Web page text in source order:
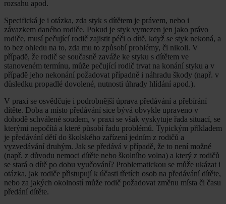
rozsahu apod.
Specifická je i otázka, zda styk s dítětem je právem, nebo i
závazkem daného rodiče. Pokud je styk vymezen jen jako právo
rodiče, musí pečující rodič zajistit péči o dítě, když se styk nekoná, a
to bez ohledu na to, zda mu to způsobí problémy, či nikoli. V
případě, že rodič se současně zaváže ke styku s dítětem ve
stanoveném termínu, může pečující rodič trvat na konání styku a v
případě jeho nekonání požadovat případně i náhradu škody (např. v
důsledku propadlé dovolené, nutnosti úhrady hlídání apod.).
V praxi se osvědčuje i podrobnější úprava předávání a přebírání
dítěte. Doba a místo předávání sice bývá obvykle upraveno v
dohodě schválené soudem, v praxi se však vyskytuje řada situací, se
kterými nepočítá a které působí řadu problémů. Typickým příkladem
je předávání dětí do školského zařízení jedním z rodičů a
vyzvedávání druhým. Jak se předává v případě, že to není možné
(např. z důvodu nemoci dítěte nebo školního volna) a který z rodičů
se stará o dítě po dobu vyučování? Problematickou se může ukázat i
otázka, jak rodiče přistupují k účasti třetích osob na předávání dítěte,
nebo za jakých okolností může rodič požadovat změnu místa či času
předání dítěte.